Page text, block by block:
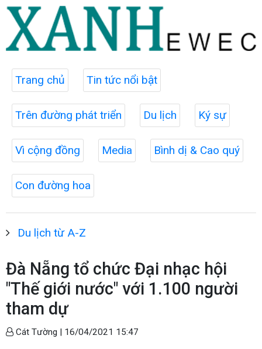
Trang chủ Tin tức nổi bật
Trên đường phát triển Du lịch Ký sự
Vì cộng đồng Media Bình dị & Cao quý
Con đường hoa
Du lịch từ A-Z
Đà Nẵng tổ chức Đại nhạc hội
"Thế giới nước" với 1.100 người
tham dự
Cát Tường | 16/04/2021 15:47